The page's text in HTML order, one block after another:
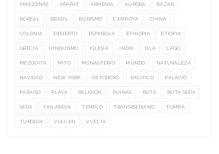
AMAZONAS ARARAT ARMENIA AURORA BAZAR
BOREAL BRASIL BUDISMO CAMBOYA CHINA
COLONIA DESIERTO ESPAÑOLA ETHIOPIA ETIOPIA
GRECIA HINDUISMO IGLESIA INDIA ISLA LAGO
MEZQUITA MITO MONASTERIO MUNDO NATURALEZA
NAVIDAD NEW YORK ORTODOXO PACIFICO PALACIO
PARAISO PLAYA RELIGIÓN RUINAS RUTA RUTA SEDA
SEDA TAILANDIA TEMPLO TRANSIBERIANO TUMBA
TURQUÍA VOLCÁN VUELTA